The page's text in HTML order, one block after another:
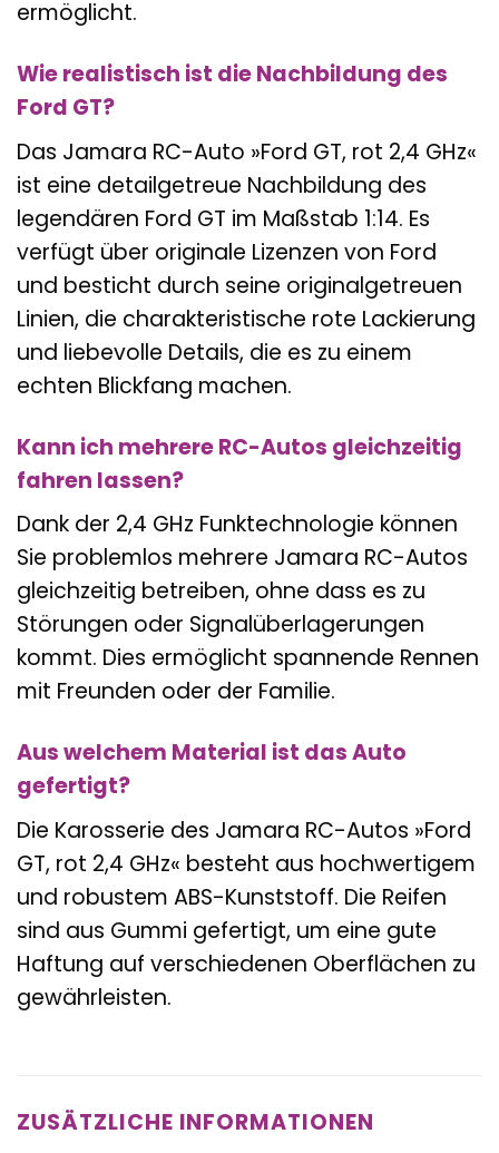
ermöglicht.
Wie realistisch ist die Nachbildung des
Ford GT?
Das Jamara RC-Auto »Ford GT, rot 2,4 GHz«
ist eine detailgetreue Nachbildung des
legendären Ford GT im Maßstab 1:14. Es
verfügt über originale Lizenzen von Ford
und besticht durch seine originalgetreuen
Linien, die charakteristische rote Lackierung
und liebevolle Details, die es zu einem
echten Blickfang machen.
Kann ich mehrere RC-Autos gleichzeitig
fahren lassen?
Dank der 2,4 GHz Funktechnologie können
Sie problemlos mehrere Jamara RC-Autos
gleichzeitig betreiben, ohne dass es zu
Störungen oder Signalüberlagerungen
kommt. Dies ermöglicht spannende Rennen
mit Freunden oder der Familie.
Aus welchem Material ist das Auto
gefertigt?
Die Karosserie des Jamara RC-Autos »Ford
GT, rot 2,4 GHz« besteht aus hochwertigem
und robustem ABS-Kunststoff. Die Reifen
sind aus Gummi gefertigt, um eine gute
Haftung auf verschiedenen Oberflächen zu
gewährleisten.
ZUSÄTZLICHE INFORMATIONEN